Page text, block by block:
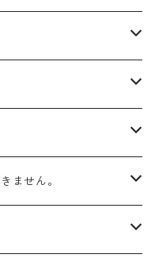
準備中
｜タグなし
イプ）
いタイプ）
寄せ品
厚口）
石鹸
ンの染色
使用可能
ること
剤
）
ません。